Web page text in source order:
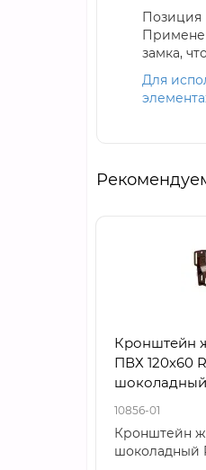
Позиция
замка,
Для
Кронштейн
ПВХ 120х60
шоколадный
10856-01
Кронштейн
шоколадный